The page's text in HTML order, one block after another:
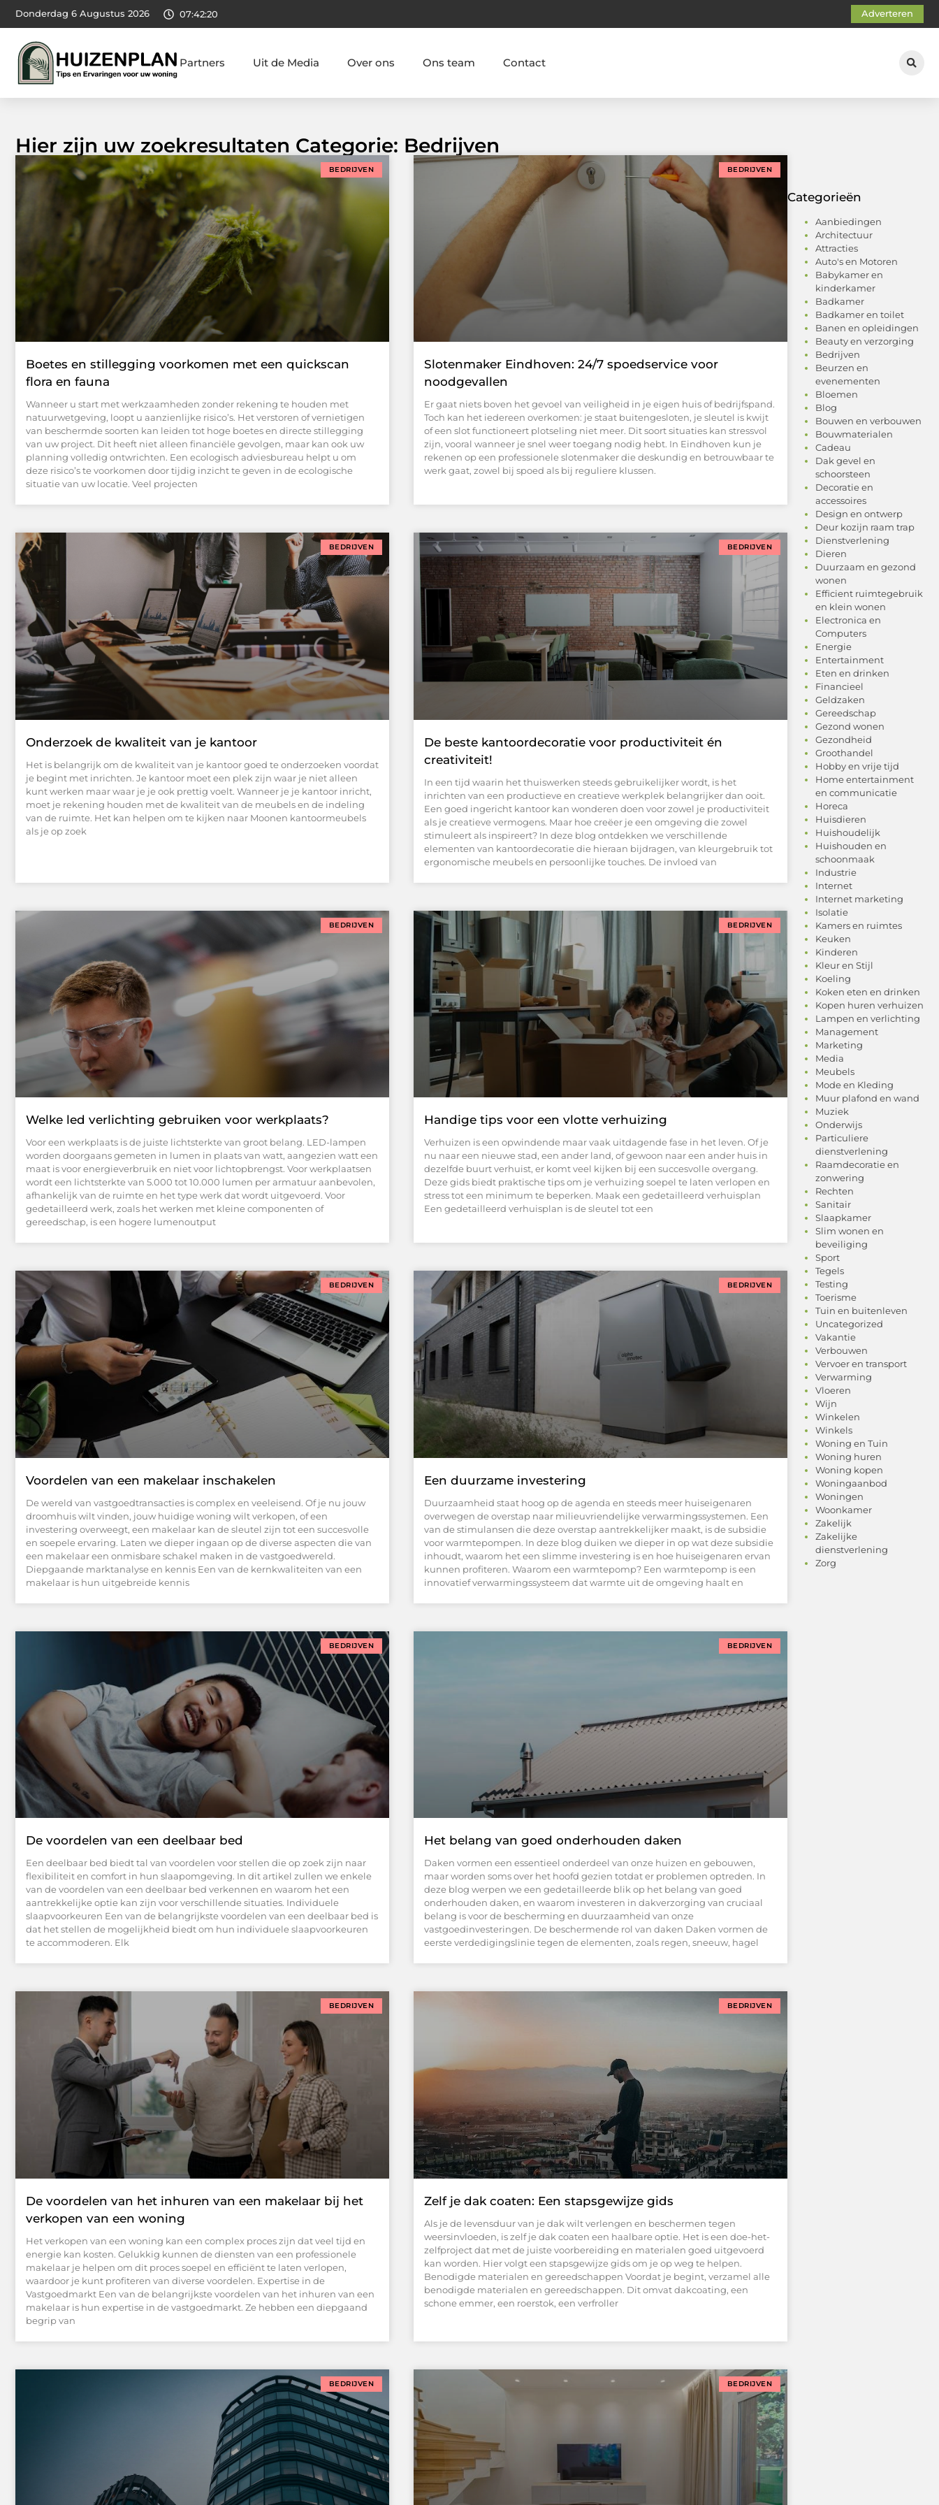
Donderdag 6 Augustus 2026 07:42:22 Adverteren
Partners Uit de Media Over ons Ons team Contact
Hier zijn uw zoekresultaten Categorie: Bedrijven
BEDRIJVEN
Boetes en stillegging voorkomen met een quickscan
flora en fauna
Wanneer u start met werkzaamheden zonder rekening te houden met
natuurwetgeving, loopt u aanzienlijke risico’s. Het verstoren of vernietigen
van beschermde soorten kan leiden tot hoge boetes en directe stillegging
van uw project. Dit heeft niet alleen financiële gevolgen, maar kan ook uw
planning volledig ontwrichten. Een ecologisch adviesbureau helpt u om
deze risico’s te voorkomen door tijdig inzicht te geven in de ecologische
situatie van uw locatie. Veel projecten
BEDRIJVEN
Slotenmaker Eindhoven: 24/7 spoedservice voor
noodgevallen
Er gaat niets boven het gevoel van veiligheid in je eigen huis of bedrijfspand.
Toch kan het iedereen overkomen: je staat buitengesloten, je sleutel is kwijt
of een slot functioneert plotseling niet meer. Dit soort situaties kan stressvol
zijn, vooral wanneer je snel weer toegang nodig hebt. In Eindhoven kun je
rekenen op een professionele slotenmaker die deskundig en betrouwbaar te
werk gaat, zowel bij spoed als bij reguliere klussen.
BEDRIJVEN
Onderzoek de kwaliteit van je kantoor
Het is belangrijk om de kwaliteit van je kantoor goed te onderzoeken voordat
je begint met inrichten. Je kantoor moet een plek zijn waar je niet alleen
kunt werken maar waar je je ook prettig voelt. Wanneer je je kantoor inricht,
moet je rekening houden met de kwaliteit van de meubels en de indeling
van de ruimte. Het kan helpen om te kijken naar Moonen kantoormeubels
als je op zoek
BEDRIJVEN
De beste kantoordecoratie voor productiviteit én
creativiteit!
In een tijd waarin het thuiswerken steeds gebruikelijker wordt, is het
inrichten van een productieve en creatieve werkplek belangrijker dan ooit.
Een goed ingericht kantoor kan wonderen doen voor zowel je productiviteit
als je creatieve vermogens. Maar hoe creëer je een omgeving die zowel
stimuleert als inspireert? In deze blog ontdekken we verschillende
elementen van kantoordecoratie die hieraan bijdragen, van kleurgebruik tot
ergonomische meubels en persoonlijke touches. De invloed van
BEDRIJVEN
Welke led verlichting gebruiken voor werkplaats?
Voor een werkplaats is de juiste lichtsterkte van groot belang. LED-lampen
worden doorgaans gemeten in lumen in plaats van watt, aangezien watt een
maat is voor energieverbruik en niet voor lichtopbrengst. Voor werkplaatsen
wordt een lichtsterkte van 5.000 tot 10.000 lumen per armatuur aanbevolen,
afhankelijk van de ruimte en het type werk dat wordt uitgevoerd. Voor
gedetailleerd werk, zoals het werken met kleine componenten of
gereedschap, is een hogere lumenoutput
BEDRIJVEN
Handige tips voor een vlotte verhuizing
Verhuizen is een opwindende maar vaak uitdagende fase in het leven. Of je
nu naar een nieuwe stad, een ander land, of gewoon naar een ander huis in
dezelfde buurt verhuist, er komt veel kijken bij een succesvolle overgang.
Deze gids biedt praktische tips om je verhuizing soepel te laten verlopen en
stress tot een minimum te beperken. Maak een gedetailleerd verhuisplan
Een gedetailleerd verhuisplan is de sleutel tot een
BEDRIJVEN
Voordelen van een makelaar inschakelen
De wereld van vastgoedtransacties is complex en veeleisend. Of je nu jouw
droomhuis wilt vinden, jouw huidige woning wilt verkopen, of een
investering overweegt, een makelaar kan de sleutel zijn tot een succesvolle
en soepele ervaring. Laten we dieper ingaan op de diverse aspecten die van
een makelaar een onmisbare schakel maken in de vastgoedwereld.
Diepgaande marktanalyse en kennis Een van de kernkwaliteiten van een
makelaar is hun uitgebreide kennis
BEDRIJVEN
Een duurzame investering
Duurzaamheid staat hoog op de agenda en steeds meer huiseigenaren
overwegen de overstap naar milieuvriendelijke verwarmingssystemen. Een
van de stimulansen die deze overstap aantrekkelijker maakt, is de subsidie
voor warmtepompen. In deze blog duiken we dieper in op wat deze subsidie
inhoudt, waarom het een slimme investering is en hoe huiseigenaren ervan
kunnen profiteren. Waarom een warmtepomp? Een warmtepomp is een
innovatief verwarmingssysteem dat warmte uit de omgeving haalt en
BEDRIJVEN
De voordelen van een deelbaar bed
Een deelbaar bed biedt tal van voordelen voor stellen die op zoek zijn naar
flexibiliteit en comfort in hun slaapomgeving. In dit artikel zullen we enkele
van de voordelen van een deelbaar bed verkennen en waarom het een
aantrekkelijke optie kan zijn voor verschillende situaties. Individuele
slaapvoorkeuren Een van de belangrijkste voordelen van een deelbaar bed is
dat het stellen de mogelijkheid biedt om hun individuele slaapvoorkeuren
te accommoderen. Elk
BEDRIJVEN
Het belang van goed onderhouden daken
Daken vormen een essentieel onderdeel van onze huizen en gebouwen,
maar worden soms over het hoofd gezien totdat er problemen optreden. In
deze blog werpen we een gedetailleerde blik op het belang van goed
onderhouden daken, en waarom investeren in dakverzorging van cruciaal
belang is voor de bescherming en duurzaamheid van onze
vastgoedinvesteringen. De beschermende rol van daken Daken vormen de
eerste verdedigingslinie tegen de elementen, zoals regen, sneeuw, hagel
BEDRIJVEN
De voordelen van het inhuren van een makelaar bij het
verkopen van een woning
Het verkopen van een woning kan een complex proces zijn dat veel tijd en
energie kan kosten. Gelukkig kunnen de diensten van een professionele
makelaar je helpen om dit proces soepel en efficiënt te laten verlopen,
waardoor je kunt profiteren van diverse voordelen. Expertise in de
Vastgoedmarkt Een van de belangrijkste voordelen van het inhuren van een
makelaar is hun expertise in de vastgoedmarkt. Ze hebben een diepgaand
begrip van
BEDRIJVEN
Zelf je dak coaten: Een stapsgewijze gids
Als je de levensduur van je dak wilt verlengen en beschermen tegen
weersinvloeden, is zelf je dak coaten een haalbare optie. Het is een doe-het-
zelfproject dat met de juiste voorbereiding en materialen goed uitgevoerd
kan worden. Hier volgt een stapsgewijze gids om je op weg te helpen.
Benodigde materialen en gereedschappen Voordat je begint, verzamel alle
benodigde materialen en gereedschappen. Dit omvat dakcoating, een
schone emmer, een roerstok, een verfroller
BEDRIJVEN BEDRIJVEN
Categorieën
Aanbiedingen
Architectuur
Attracties
Auto's en Motoren
Babykamer en
kinderkamer
Badkamer
Badkamer en toilet
Banen en opleidingen
Beauty en verzorging
Bedrijven
Beurzen en
evenementen
Bloemen
Blog
Bouwen en verbouwen
Bouwmaterialen
Cadeau
Dak gevel en
schoorsteen
Decoratie en
accessoires
Design en ontwerp
Deur kozijn raam trap
Dienstverlening
Dieren
Duurzaam en gezond
wonen
Efficient ruimtegebruik
en klein wonen
Electronica en
Computers
Energie
Entertainment
Eten en drinken
Financieel
Geldzaken
Gereedschap
Gezond wonen
Gezondheid
Groothandel
Hobby en vrije tijd
Home entertainment
en communicatie
Horeca
Huisdieren
Huishoudelijk
Huishouden en
schoonmaak
Industrie
Internet
Internet marketing
Isolatie
Kamers en ruimtes
Keuken
Kinderen
Kleur en Stijl
Koeling
Koken eten en drinken
Kopen huren verhuizen
Lampen en verlichting
Management
Marketing
Media
Meubels
Mode en Kleding
Muur plafond en wand
Muziek
Onderwijs
Particuliere
dienstverlening
Raamdecoratie en
zonwering
Rechten
Sanitair
Slaapkamer
Slim wonen en
beveiliging
Sport
Tegels
Testing
Toerisme
Tuin en buitenleven
Uncategorized
Vakantie
Verbouwen
Vervoer en transport
Verwarming
Vloeren
Wijn
Winkelen
Winkels
Woning en Tuin
Woning huren
Woning kopen
Woningaanbod
Woningen
Woonkamer
Zakelijk
Zakelijke
dienstverlening
Zorg